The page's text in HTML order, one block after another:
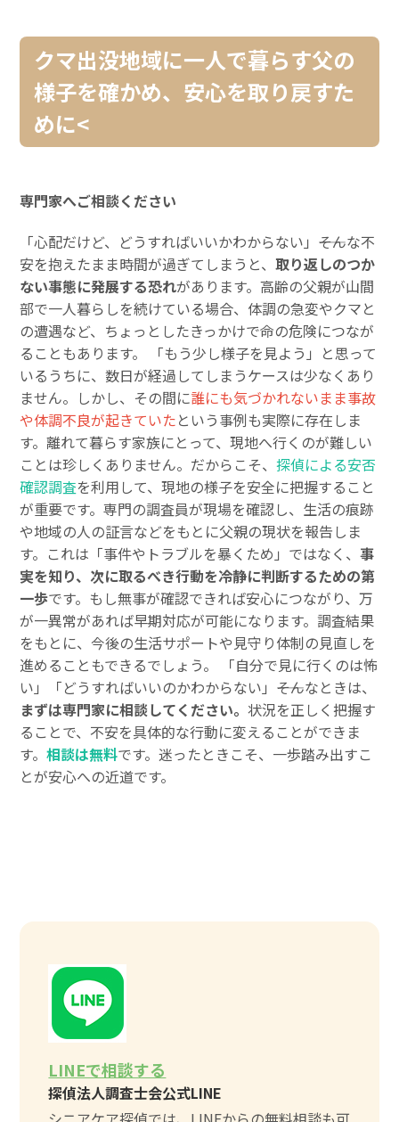
クマ出没地域に一人で暮らす父の
様子を確かめ、安心を取り戻すた
めに<
専門家へご相談ください
「心配だけど、どうすればいいかわからない」――そんな不
安を抱えたまま時間が過ぎてしまうと、取り返しのつか
ない事態に発展する恐れがあります。高齢の父親が山間
部で一人暮らしを続けている場合、体調の急変やクマと
の遭遇など、ちょっとしたきっかけで命の危険につなが
ることもあります。 「もう少し様子を見よう」と思って
いるうちに、数日が経過してしまうケースは少なくあり
ません。しかし、その間に誰にも気づかれないまま事故
や体調不良が起きていたという事例も実際に存在しま
す。離れて暮らす家族にとって、現地へ行くのが難しい
ことは珍しくありません。だからこそ、探偵による安否
確認調査を利用して、現地の様子を安全に把握すること
が重要です。専門の調査員が現場を確認し、生活の痕跡
や地域の人の証言などをもとに父親の現状を報告しま
す。これは「事件やトラブルを暴くため」ではなく、事
実を知り、次に取るべき行動を冷静に判断するための第
一歩です。もし無事が確認できれば安心につながり、万
が一異常があれば早期対応が可能になります。調査結果
をもとに、今後の生活サポートや見守り体制の見直しを
進めることもできるでしょう。 「自分で見に行くのは怖
い」「どうすればいいのかわからない」――そんなときは、
まずは専門家に相談してください。状況を正しく把握す
ることで、不安を具体的な行動に変えることができま
す。相談は無料です。迷ったときこそ、一歩踏み出すこ
とが安心への近道です。
LINEで相談する
探偵法人調査士会公式LINE